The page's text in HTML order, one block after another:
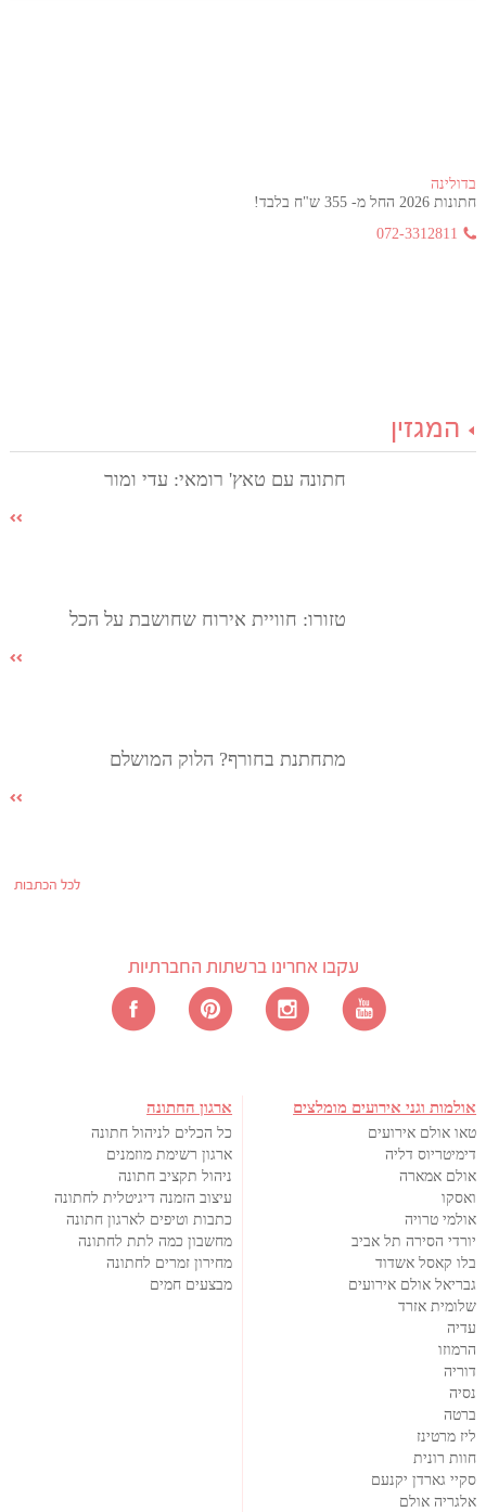
בדולינה
חתונות 2026 החל מ- 355 ש"ח בלבד!
072-3312811
המגזין
חתונה עם טאץ' רומאי: עדי ומור
טזורו: חוויית אירוח שחושבת על הכל
מתחתנת בחורף? הלוק המושלם
לכל הכתבות
עקבו אחרינו ברשתות החברתיות
אולמות וגני אירועים מומלצים
טאו אולם אירועים
דימיטריוס דליה
אולם אמארה
ואסקו
אולמי טרויה
יורדי הסירה תל אביב
בלו קאסל אשדוד
גבריאל אולם אירועים
שלומית אזרד
עדיה
הרמוזו
דוריה
נסיה
ברטה
ליז מרטינז
חוות רונית
סקיי גארדן יקנעם
אלגריה אולם
ארגון החתונה
כל הכלים לניהול חתונה
ארגון רשימת מוזמנים
ניהול תקציב חתונה
עיצוב הזמנה דיגיטלית לחתונה
כתבות וטיפים לארגון חתונה
מחשבון כמה לתת לחתונה
מחירון זמרים לחתונה
מבצעים חמים